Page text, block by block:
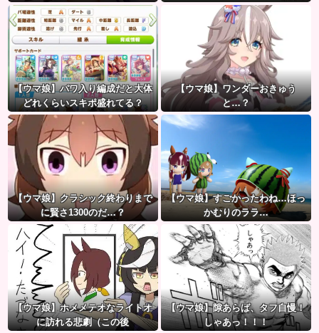
だ。
うよね。
【ウマ娘】パワ入り編成だと大体
どれくらいスキポ盛れてる？
【ウマ娘】ワンダーおきゅう
と…？
【ウマ娘】クラシック終わりまで
に賢さ1300のだ…？
【ウマ娘】すごかったわね…ほっ
かむりのララ…
【ウマ娘】ホメメテオなライトオ
に訪れる悲劇（この後
【ウマ娘】隙あらば、タフ自慢！
しゃあっ！！！